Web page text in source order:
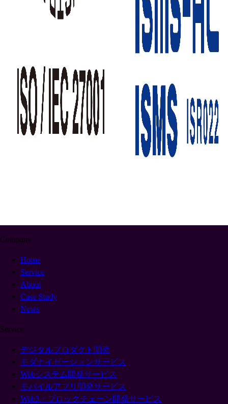
Company
Home
Service
About
Case Study
News
Service
デジタルプロダクト開発
モダナイゼーションサービス
Webシステム開発サービス
モバイルアプリ開発サービス
Web3・ブロックチェーン開発サービス